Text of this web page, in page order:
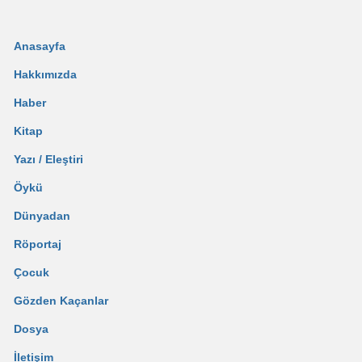
Anasayfa
Hakkımızda
Haber
Kitap
Yazı / Eleştiri
Öykü
Dünyadan
Röportaj
Çocuk
Gözden Kaçanlar
Dosya
İletişim